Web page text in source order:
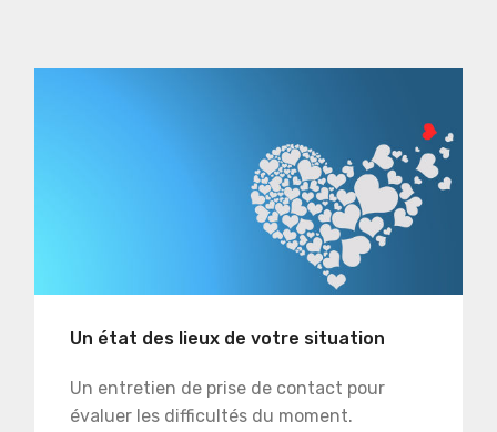
Un état des lieux de votre situation
Un entretien de prise de contact pour
évaluer les difficultés du moment.